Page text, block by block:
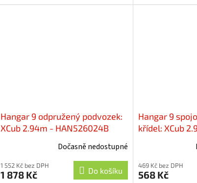
Hangar 9 odpružený podvozek:
XCub 2.94m - HAN526024B
Dočasně nedostupné
1 552 Kč bez DPH
1 878 Kč Do košíku
Hangar 9
křídel: XCub
469 Kč bez DPH
568 Kč